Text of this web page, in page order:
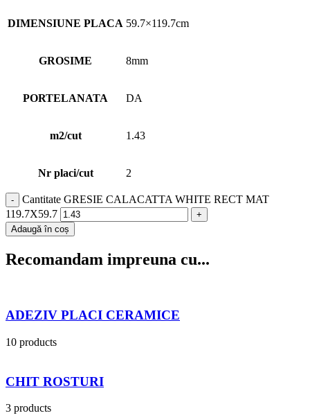
DIMENSIUNE PLACA 59.7×119.7cm
GROSIME 8mm
PORTELANATA DA
m2/cut 1.43
Nr placi/cut 2
Cantitate GRESIE CALACATTA WHITE RECT MAT
119.7X59.7
Adaugă în coș
Recomandam impreuna cu...
ADEZIV PLACI CERAMICE
10 products
CHIT ROSTURI
3 products